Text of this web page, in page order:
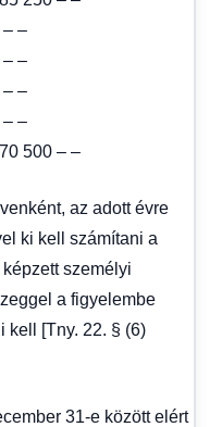
– –
– –
– –
– –
500 – –
az adott évre
ki kell számítani a
személyi
a figyelembe
kell [Tny. 22. § (6)
31-e között elért